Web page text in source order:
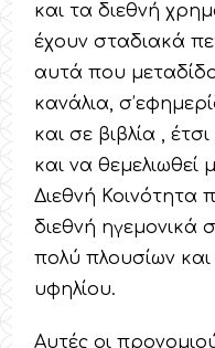
και τα διεθνή
έχουν σταδιακά
αυτά που
κανάλια,
και σε βιβλία ,
και να θεμελιωθεί
Διεθνή Κοινότητα
διεθνή ηγεμονικά
πολύ πλουσίων
υφηλίου.
Αυτές οι